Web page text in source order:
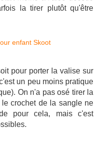
la tirer plutôt qu'être
pour porter la valise sur
un peu moins pratique
On n'a pas osé tirer la
crochet de la sangle ne
pour cela, mais c'est